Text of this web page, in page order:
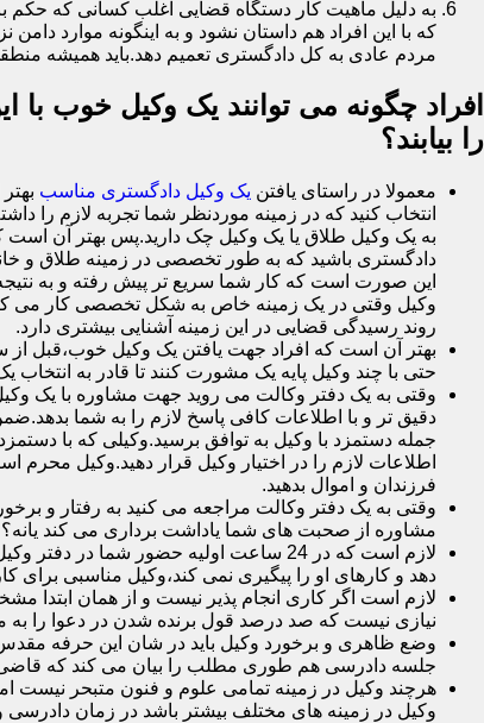
به دلیل ماهیت کار دستگاه قضایی اغلب کسانی که حکم
که با این افراد هم داستان نشود و به اینگونه موارد
مردم عادی به کل دادگستری تعمیم دهد.باید همیشه
افراد چگونه می توانند یک وکیل خوب با
را بیابند؟
معمولا در راستای یافتن یک وکیل دادگستری مناسب
انتخاب کنید که در زمینه موردنظر شما تجربه لازم را
به یک وکیل طلاق یا یک وکیل چک دارید.پس بهتر آن است
دادگستری باشید که به طور تخصصی در زمینه طلاق و
این صورت است که کار شما سریع تر پیش رفته و به
وکیل وقتی در یک زمینه خاص به شکل تخصصی کار می
روند رسیدگی قضایی در این زمینه آشنایی بیشتری دارد.
بهتر آن است که افراد جهت یافتن یک وکیل خوب،قبل از
حتی با چند وکیل پایه یک مشورت کنند تا قادر به انتخاب
وقتی به یک دفتر وکالت می روید جهت مشاوره با یک وکیل
دقیق تر و با اطلاعات کافی پاسخ لازم را به شما
جمله دستمزد با وکیل به توافق برسید.وکیلی که با
اطلاعات لازم را در اختیار وکیل قرار دهید.وکیل
فرزندان و اموال بدهید.
وقتی به یک دفتر وکالت مراجعه می کنید به رفتار و
مشاوره از صحبت های شما یاداشت برداری می کند یانه؟
لازم است که در 24 ساعت اولیه حضور
دهد و کارهای او را پیگیری نمی کند،وکیل مناسبی
لازم است اگر کاری انجام پذیر نیست و از همان ابتدا
نیازی نیست که صد درصد قول برنده شدن در دعوا را به
وضع ظاهری و برخورد وکیل باید در شان این حرفه
جلسه دادرسی هم طوری مطلب را بیان می کند که قاضی
هرچند وکیل در زمینه تمامی علوم و فنون متبحر نیست
وکیل در زمینه های مختلف بیشتر باشد در زمان دادرسی